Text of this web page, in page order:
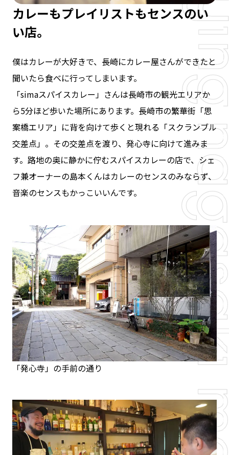
カレーもプレイリストもセンスのい
い店。
僕はカレーが大好きで、長崎にカレー屋さんができたと
聞いたら食べに行ってしまいます。
「simaスパイスカレー」さんは長崎市の観光エリアか
ら5分ほど歩いた場所にあります。長崎市の繁華街「思
案橋エリア」に背を向けて歩くと現れる「スクランブル
交差点」。その交差点を渡り、発心寺に向けて進みま
す。路地の奥に静かに佇むスパイスカレーの店で、シェ
フ兼オーナーの島本くんはカレーのセンスのみならず、
音楽のセンスもかっこいいんです。
「発心寺」の手前の通り